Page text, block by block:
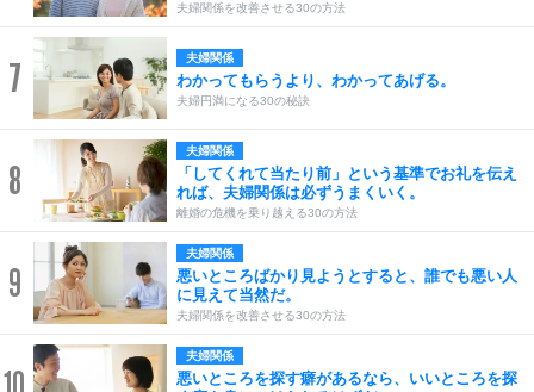
夫婦関係を改善させる30の方法
7 夫婦関係
わかってもらうより、わかってあげる。
夫婦円満になる30の秘訣
8
夫婦関係
「してくれて当たり前」という基準でお礼を伝え
れば、夫婦関係は必ずうまくいく。
離婚の危機を乗り越える30の方法
9
夫婦関係
悪いところばかり見ようとすると、誰でも悪い人
に見えて当然だ。
夫婦関係を改善させる30の方法
夫婦関係
悪いところを探す癖があるなら、いいところを探